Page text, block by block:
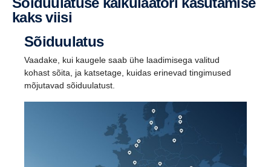
kaks viisi
Sõiduulatus
Vaadake, kui kaugele saab ühe laadimisega valitud
kohast sõita, ja katsetage, kuidas erinevad tingimused
mõjutavad sõiduulatust.